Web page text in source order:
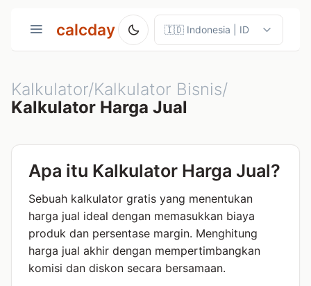
calcday
Kalkulator/Kalkulator Bisnis/
Kalkulator Harga Jual
Apa itu Kalkulator Harga Jual?
Sebuah kalkulator gratis yang menentukan
harga jual ideal dengan memasukkan biaya
produk dan persentase margin. Menghitung
harga jual akhir dengan mempertimbangkan
komisi dan diskon secara bersamaan.